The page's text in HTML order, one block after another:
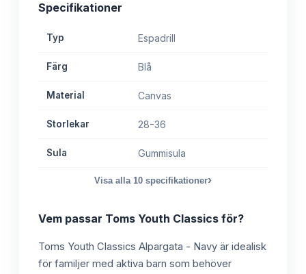
Specifikationer
Typ Espadrill
Färg Blå
Material Canvas
Storlekar 28-36
Sula Gummisula
Visa alla 10 specifikationer›
Vem passar Toms Youth Classics för?
Toms Youth Classics Alpargata - Navy är idealisk
för familjer med aktiva barn som behöver